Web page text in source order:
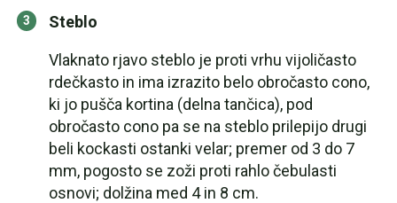
Steblo
Vlaknato rjavo steblo je proti vrhu vijoličasto
rdečkasto in ima izrazito belo obročasto cono,
ki jo pušča kortina (delna tančica), pod
obročasto cono pa se na steblo prilepijo drugi
beli kockasti ostanki velar; premer od 3 do 7
mm, pogosto se zoži proti rahlo čebulasti
osnovi; dolžina med 4 in 8 cm.